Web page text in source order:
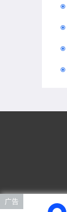
广告